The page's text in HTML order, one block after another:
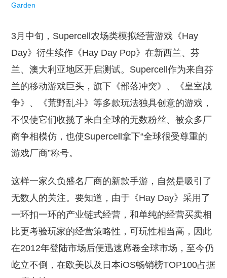
Garden
3月中旬，Supercell农场类模拟经营游戏《Hay
Day》衍生续作《Hay Day Pop》在新西兰、芬
兰、澳大利亚地区开启测试。Supercell作为来自芬
兰的移动游戏巨头，旗下《部落冲突》、《皇室战
争》、《荒野乱斗》等多款玩法独具创意的游戏，
不仅使它们收揽了来自全球的无数粉丝、被众多厂
商争相模仿，也使Supercell拿下“全球很受尊重的
游戏厂商”称号。
这样一家久负盛名厂商的新款手游，自然是吸引了
无数人的关注。要知道，由于《Hay Day》采用了
一环扣一环的产业链式经营，和单纯的经营买卖相
比更考验玩家的经营策略性，可玩性相当高，因此
在2012年登陆市场后便迅速席卷全球市场，至今仍
屹立不倒，在欧美以及日本iOS畅销榜TOP100占据